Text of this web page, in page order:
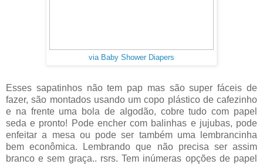
via Baby Shower Diapers
Esses sapatinhos não tem pap mas são super fáceis de
fazer, são montados usando um copo plástico de cafezinho
e na frente uma bola de algodão, cobre tudo com papel
seda e pronto! Pode encher com balinhas e jujubas, pode
enfeitar a mesa ou pode ser também uma lembrancinha
bem econômica. Lembrando que não precisa ser assim
branco e sem graça.. rsrs. Tem inúmeras opções de papel